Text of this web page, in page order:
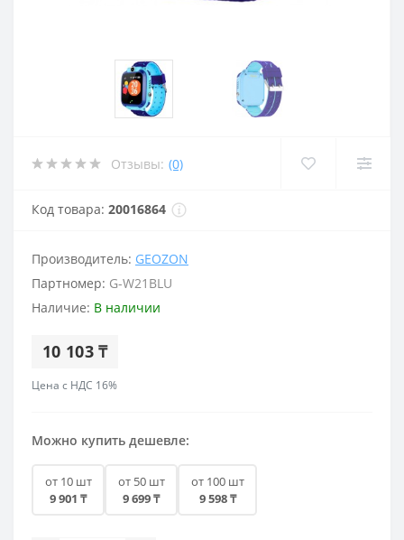
Отзывы: (0)
Код товара: 20016864
Производитель: GEOZON
Партномер: G-W21BLU
Наличие: В наличии
10 103 ₸
Цена с НДС 16%
Можно купить дешевле:
от 10 шт
9 901 ₸
от 50 шт
9 699 ₸
от 100 шт
9 598 ₸